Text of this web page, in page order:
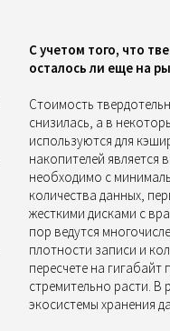
С учетом того, что
осталось ли еще на
Стоимость
снизилась, а в
используются для
накопителей является
необходимо с
количества данных,
жесткими дисками с
пор ведутся
плотности записи и
пересчете на
стремительно расти. В
экосистемы хранения